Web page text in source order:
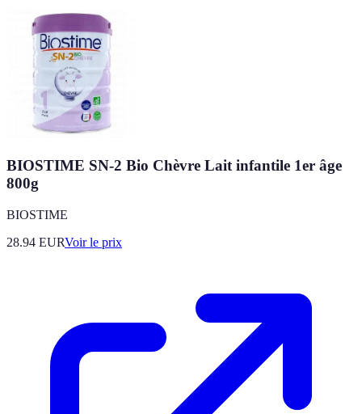
BIOSTIME SN-2 Bio Chèvre Lait infantile 1er âge
800g
BIOSTIME
28.94 EURVoir le prix